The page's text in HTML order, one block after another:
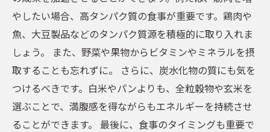
やしたい場合、高タンパク質の食事が重要です。鶏肉や
魚、大豆製品などのタンパク質源を積極的に取り入れま
しょう。 また、野菜や果物からビタミンやミネラルを摂
取することも忘れずに。 さらに、炭水化物の質にも気を
つけるべきです。白米やパンよりも、全粒穀物や玄米を
選ぶことで、満腹感を得ながらもエネルギーを持続させ
ることができます。 最後に、食事のタイミングも重要で